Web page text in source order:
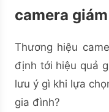
camera
Thương hiệu
định tới hiệu quả
lưu ý gì khi lựa
gia đình?